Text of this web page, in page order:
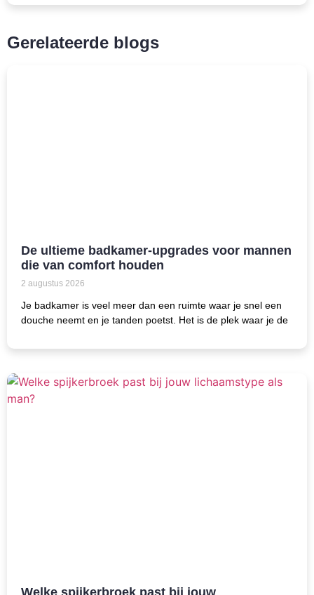
Gerelateerde blogs
De ultieme badkamer-upgrades voor mannen
die van comfort houden
2 augustus 2026
Je badkamer is veel meer dan een ruimte waar je snel een
douche neemt en je tanden poetst. Het is de plek waar je de
Welke spijkerbroek past bij jouw